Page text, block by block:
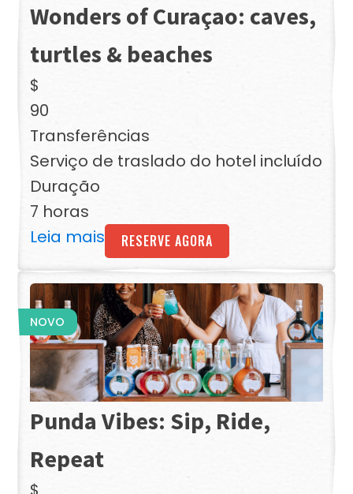
Wonders of Curaçao: caves,
turtles & beaches
$
90
Transferências
Serviço de traslado do hotel incluído
Duração
7 horas
Leia mais
RESERVE AGORA
NOVO
Punda Vibes: Sip, Ride,
Repeat